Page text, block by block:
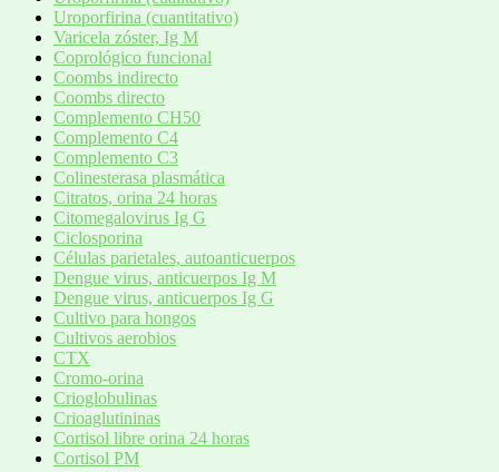
Uroporfirina (cuantitativo)
Varicela zóster, Ig M
Coprológico funcional
Coombs indirecto
Coombs directo
Complemento CH50
Complemento C4
Complemento C3
Colinesterasa plasmática
Citratos, orina 24 horas
Citomegalovirus Ig G
Ciclosporina
Células parietales, autoanticuerpos
Dengue virus, anticuerpos Ig M
Dengue virus, anticuerpos Ig G
Cultivo para hongos
Cultivos aerobios
CTX
Cromo-orina
Crioglobulinas
Crioaglutininas
Cortisol libre orina 24 horas
Cortisol PM